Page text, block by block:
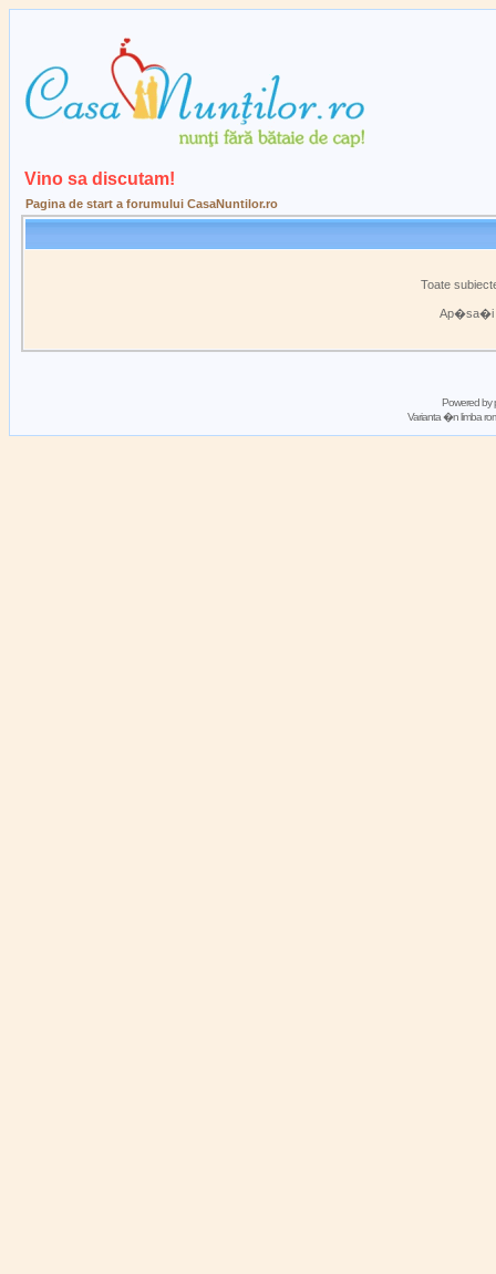
Vino sa discutam!
Pagina de start a forumului CasaNuntilor.ro
Toate
Ap�sa�i
Powered by
Varianta �n limba